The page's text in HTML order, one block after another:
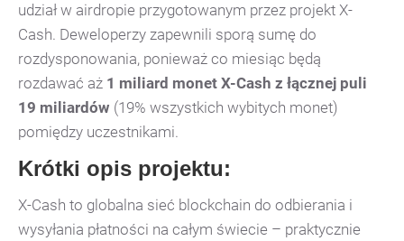
udział w airdropie przygotowanym przez projekt X-
Cash. Deweloperzy zapewnili sporą sumę do
rozdysponowania, ponieważ co miesiąc będą
rozdawać aż 1 miliard monet X-Cash z łącznej puli
19 miliardów (19% wszystkich wybitych monet)
pomiędzy uczestnikami.
Krótki opis projektu:
X-Cash to globalna sieć blockchain do odbierania i
wysyłania płatności na całym świecie – praktycznie